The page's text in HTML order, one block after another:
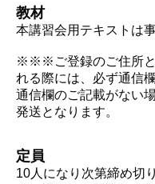
教材
本講習会用テキストは
※※※ご登録のご住所と
れる際には、必ず通信
通信欄のご記載がない
発送となります。
定員
10人になり次第締め切